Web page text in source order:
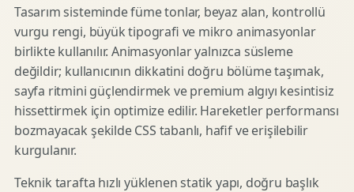
Tasarım sisteminde füme tonlar, beyaz alan, kontrollü
vurgu rengi, büyük tipografi ve mikro animasyonlar
birlikte kullanılır. Animasyonlar yalnızca süsleme
değildir; kullanıcının dikkatini doğru bölüme taşımak,
sayfa ritmini güçlendirmek ve premium algıyı kesintisiz
hissettirmek için optimize edilir. Hareketler performansı
bozmayacak şekilde CSS tabanlı, hafif ve erişilebilir
kurgulanır.
Teknik tarafta hızlı yüklenen statik yapı, doğru başlık